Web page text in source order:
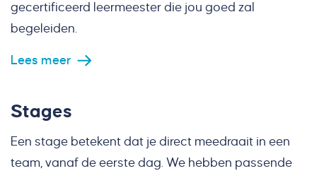
gecertificeerd leermeester die jou goed zal
begeleiden.
Lees meer
Stages
Een stage betekent dat je direct meedraait in een
team, vanaf de eerste dag. We hebben passende